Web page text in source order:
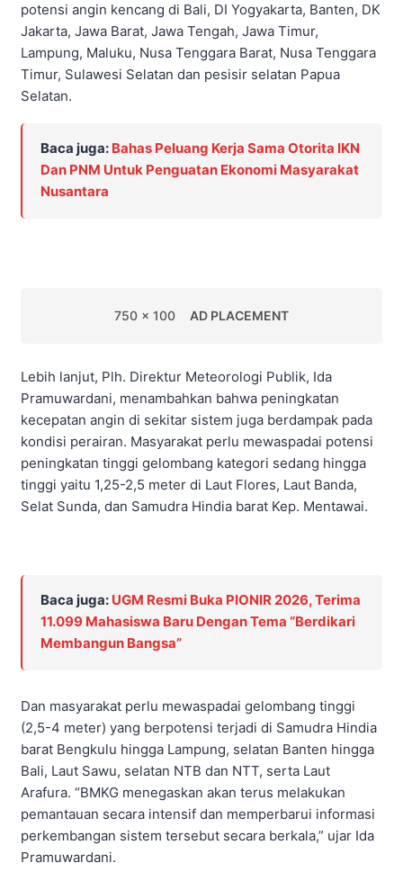
potensi angin kencang di Bali, DI Yogyakarta, Banten, DK
Jakarta, Jawa Barat, Jawa Tengah, Jawa Timur,
Lampung, Maluku, Nusa Tenggara Barat, Nusa Tenggara
Timur, Sulawesi Selatan dan pesisir selatan Papua
Selatan.
Baca juga: Bahas Peluang Kerja Sama Otorita IKN
Dan PNM Untuk Penguatan Ekonomi Masyarakat
Nusantara
750 x 100 AD PLACEMENT
Lebih lanjut, Plh. Direktur Meteorologi Publik, Ida
Pramuwardani, menambahkan bahwa peningkatan
kecepatan angin di sekitar sistem juga berdampak pada
kondisi perairan. Masyarakat perlu mewaspadai potensi
peningkatan tinggi gelombang kategori sedang hingga
tinggi yaitu 1,25-2,5 meter di Laut Flores, Laut Banda,
Selat Sunda, dan Samudra Hindia barat Kep. Mentawai.
Baca juga: UGM Resmi Buka PIONIR 2026, Terima
11.099 Mahasiswa Baru Dengan Tema “Berdikari
Membangun Bangsa”
Dan masyarakat perlu mewaspadai gelombang tinggi
(2,5-4 meter) yang berpotensi terjadi di Samudra Hindia
barat Bengkulu hingga Lampung, selatan Banten hingga
Bali, Laut Sawu, selatan NTB dan NTT, serta Laut
Arafura. “BMKG menegaskan akan terus melakukan
pemantauan secara intensif dan memperbarui informasi
perkembangan sistem tersebut secara berkala,” ujar Ida
Pramuwardani.